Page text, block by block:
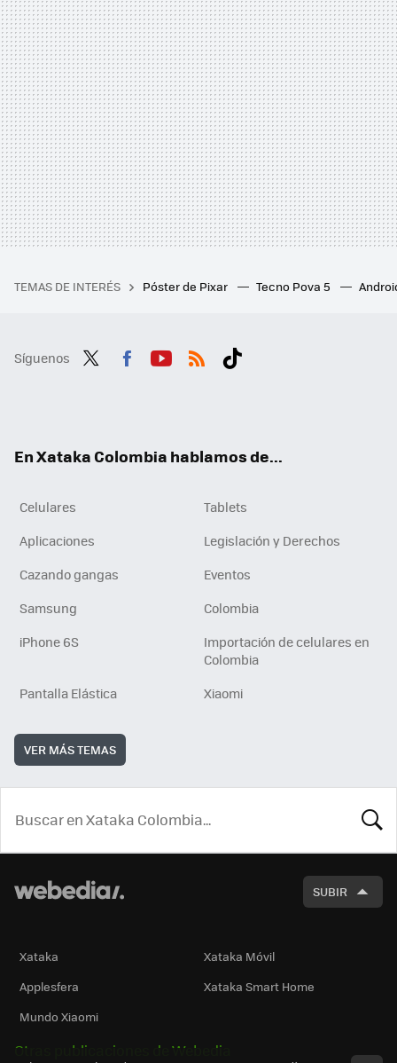
TEMAS DE INTERÉS Póster de Pixar Tecno Pova 5
Síguenos
En Xataka Colombia hablamos de...
Celulares
Tablets
Aplicaciones
Legislación y Derechos
Cazando gangas
Eventos
Samsung
Colombia
iPhone 6S
Importación de celulares en
Colombia
Pantalla Elástica
Xiaomi
VER MÁS TEMAS
SUBIR
Xataka
Xataka Móvil
Applesfera
Xataka Smart Home
Mundo Xiaomi
Otras publicaciones de Webedia